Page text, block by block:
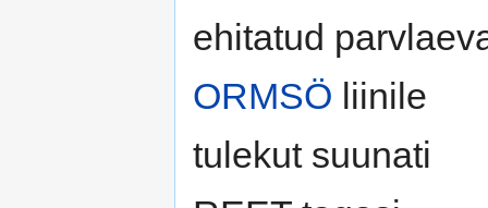
ehitatud
ORMSÖ liinile
tulekut suunati